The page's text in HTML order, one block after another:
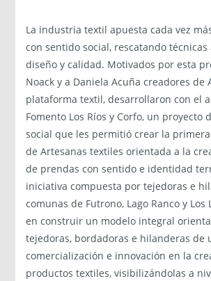
La industria textil apuesta cada vez
con sentido social, rescatando técnicas
diseño y calidad. Motivados por esta
Noack y a Daniela Acuña creadores de
plataforma textil, desarrollaron con el
Fomento Los Ríos y Corfo, un proyecto
social que les permitió crear la
de Artesanas textiles orientada a la
de prendas con sentido e identidad
iniciativa compuesta por tejedoras e
comunas de Futrono, Lago Ranco y Los
en construir un modelo integral
tejedoras, bordadoras e hilanderas de
comercialización e innovación en la
productos textiles, visibilizándolas a